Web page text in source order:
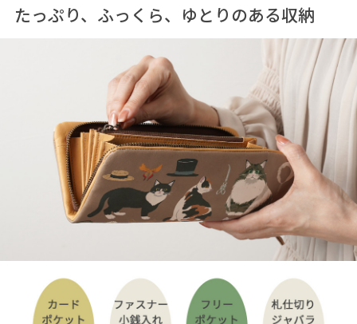
たっぷり、ふっくら、ゆとりのある収納